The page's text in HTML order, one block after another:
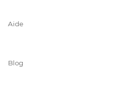
Aide
Blog